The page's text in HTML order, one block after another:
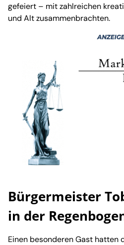
gefeiert – mit zahlreichen
und Alt zusammenbrachten.
Bürgermeister
in der
Einen besonderen Gast hatten